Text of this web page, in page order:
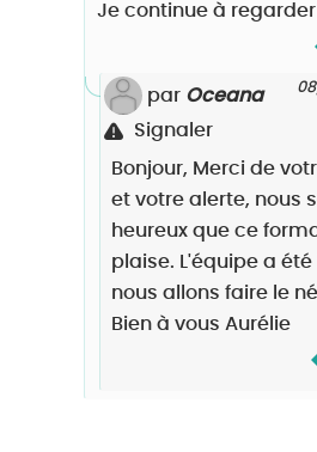
Je continue à
par Oceana
Signaler
Bonjour, Merci de
et votre alerte, nous
heureux que ce
plaise. L'équipe a
nous allons faire le
Bien à vous Aurélie